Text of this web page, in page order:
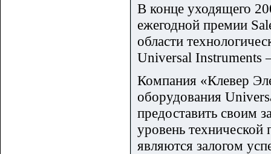
В конце уходящего
ежегодной премии
области
Universal Instruments
Компания «Клевер
оборудования
предоставить своим
уровень технической
являются залогом